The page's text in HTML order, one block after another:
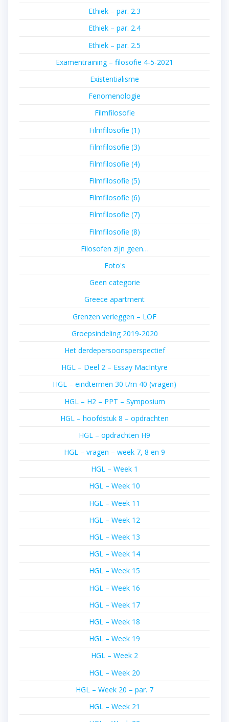
Ethiek – par. 2.3
Ethiek – par. 2.4
Ethiek – par. 2.5
Examentraining – filosofie 4-5-2021
Existentialisme
Fenomenologie
Filmfilosofie
Filmfilosofie (1)
Filmfilosofie (3)
Filmfilosofie (4)
Filmfilosofie (5)
Filmfilosofie (6)
Filmfilosofie (7)
Filmfilosofie (8)
Filosofen zijn geen…
Foto's
Geen categorie
Greece apartment
Grenzen verleggen – LOF
Groepsindeling 2019-2020
Het derdepersoonsperspectief
HGL – Deel 2 – Essay MacIntyre
HGL – eindtermen 30 t/m 40 (vragen)
HGL – H2 – PPT – Symposium
HGL – hoofdstuk 8 – opdrachten
HGL – opdrachten H9
HGL – vragen – week 7, 8 en 9
HGL – Week 1
HGL – Week 10
HGL – Week 11
HGL – Week 12
HGL – Week 13
HGL – Week 14
HGL – Week 15
HGL – Week 16
HGL – Week 17
HGL – Week 18
HGL – Week 19
HGL – Week 2
HGL – Week 20
HGL – Week 20 – par. 7
HGL – Week 21